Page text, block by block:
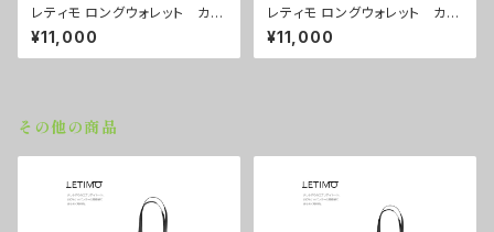
レティモ ロングウォレット カラ
ー/マルタカフェホワイト ■配
送まで３週間
¥11,000
レティモ ロングウォレット カラ
ー/ ニュードットブルー ■配送
まで３週間
¥11,000
その他の商品